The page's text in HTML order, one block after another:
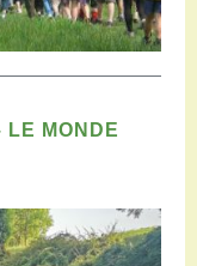
LE MONDE